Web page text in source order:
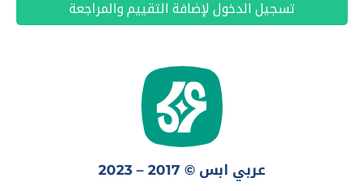
تسجيل الدخول لإضافة التقييم والمراجعة
عربي ابس © 2017 – 2023